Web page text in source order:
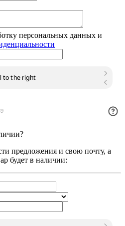
персональных данных и
предложения и свою почту, а
будет в наличии: